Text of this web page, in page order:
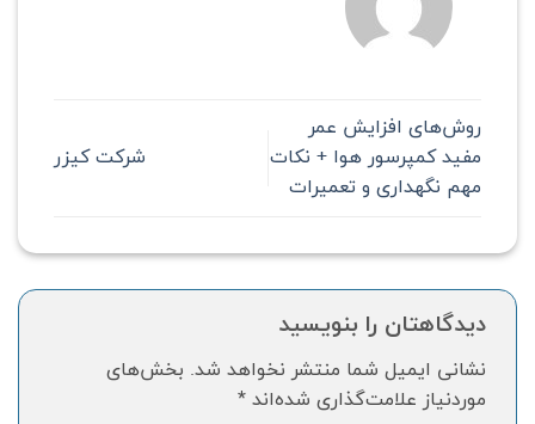
روش‌های افزایش عمر
مفید کمپرسور هوا + نکات
مهم نگهداری و تعمیرات
شرکت کیزر
دیدگاهتان را بنویسید
نشانی ایمیل شما منتشر نخواهد شد. بخش‌های
موردنیاز علامت‌گذاری شده‌اند *